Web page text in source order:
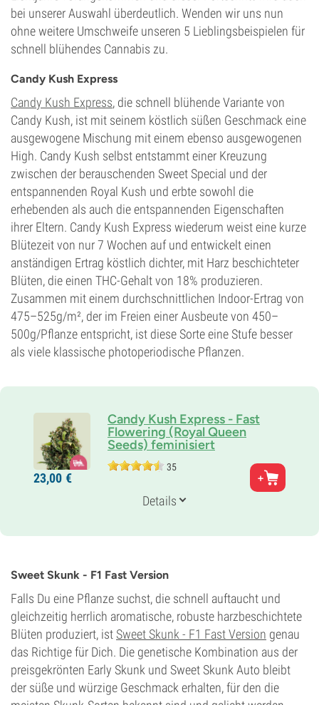
bei unserer Auswahl überdeutlich. Wenden wir uns nun
ohne weitere Umschweife unseren 5 Lieblingsbeispielen für
schnell blühendes Cannabis zu.
Candy Kush Express
Candy Kush Express, die schnell blühende Variante von
Candy Kush, ist mit seinem köstlich süßen Geschmack eine
ausgewogene Mischung mit einem ebenso ausgewogenen
High. Candy Kush selbst entstammt einer Kreuzung
zwischen der berauschenden Sweet Special und der
entspannenden Royal Kush und erbte sowohl die
erhebenden als auch die entspannenden Eigenschaften
ihrer Eltern. Candy Kush Express wiederum weist eine kurze
Blütezeit von nur 7 Wochen auf und entwickelt einen
anständigen Ertrag köstlich dichter, mit Harz beschichteter
Blüten, die einen THC-Gehalt von 18% produzieren.
Zusammen mit einem durchschnittlichen Indoor-Ertrag von
475–525g/m², der im Freien einer Ausbeute von 450–
500g/Pflanze entspricht, ist diese Sorte eine Stufe besser
als viele klassische photoperiodische Pflanzen.
Candy Kush Express - Fast
Flowering (Royal Queen
Seeds) feminisiert
35
Eltern
Sweet Special x Royal Kush
40% Sativa
7-8 wochen
CBD
Gering
Blütentyp
Photoperiodisch
23,00 €
Details
Sweet Skunk - F1 Fast Version
Falls Du eine Pflanze suchst, die schnell auftaucht und
gleichzeitig herrlich aromatische, robuste harzbeschichtete
Blüten produziert, ist Sweet Skunk - F1 Fast Version genau
das Richtige für Dich. Die genetische Kombination aus der
preisgekrönten Early Skunk und Sweet Skunk Auto bleibt
der süße und würzige Geschmack erhalten, für den die